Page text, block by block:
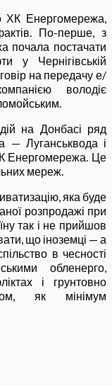
ХК Енергомережа,
По-перше, з
почала постачати
у Чернігівській
на передачу е/
володіє
на Донбасі ряд
— Луганськвода і
Енергомережа. Це
мереж.
яка буде
розпродажі при
так і не прийшов
що іноземці — а
в чесності
обленерго,
і грунтовно
як мінімум